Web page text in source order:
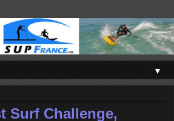
▼
Surf Challenge,